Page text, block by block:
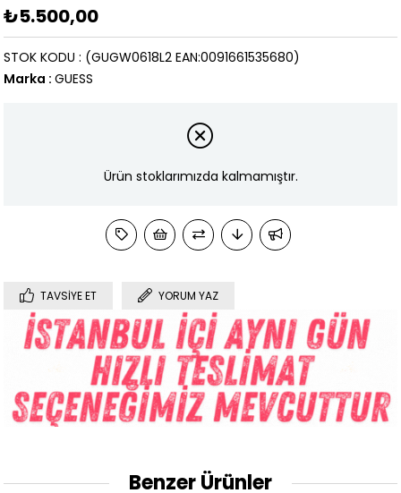
₺5.500,00
(GUGW0618L2 EAN:0091661535680)
STOK KODU
Marka : GUESS
Ürün stoklarımızda kalmamıştır.
TAVSIYE ET YORUM YAZ
Benzer Ürünler